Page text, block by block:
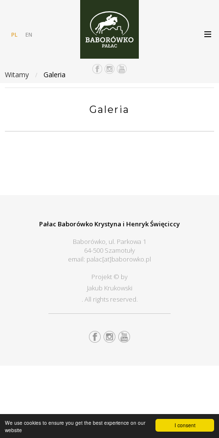
I consent
We use cookies to ensure you get the best experience on our
website
PL EN
Witamy / Galeria
Galeria
Pałac Baborówko Krystyna i Henryk Święciccy
Baborówko, ul. Parkowa 1
64-500 Szamotuły
email: palac[at]baborowko.pl
Projekt © by
Jakub Krukowski
. All rights reserved.